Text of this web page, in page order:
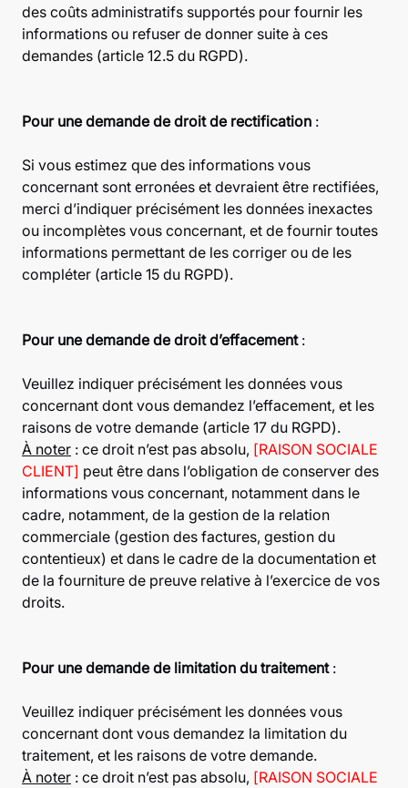
des coûts administratifs supportés pour fournir les
informations ou refuser de donner suite à ces
demandes (article 12.5 du RGPD).
Pour une demande de droit de rectification :
Si vous estimez que des informations vous
concernant sont erronées et devraient être rectifiées,
merci d’indiquer précisément les données inexactes
ou incomplètes vous concernant, et de fournir toutes
informations permettant de les corriger ou de les
compléter (article 15 du RGPD).
Pour une demande de droit d’effacement:
Veuillez indiquer précisément les données vous
concernant dont vous demandez l’effacement, et les
raisons de votre demande (article 17 du RGPD).
À noter : ce droit n’est pas absolu, [RAISON SOCIALE
CLIENT] peut être dans l’obligation de conserver des
informations vous concernant, notamment dans le
cadre, notamment, de la gestion de la relation
commerciale (gestion des factures, gestion du
contentieux) et dans le cadre de la documentation et
de la fourniture de preuve relative à l’exercice de vos
droits.
Pour une demande de limitation du traitement:
Veuillez indiquer précisément les données vous
concernant dont vous demandez la limitation du
traitement, et les raisons de votre demande.
À noter : ce droit n’est pas absolu, [RAISON SOCIALE